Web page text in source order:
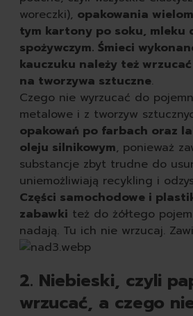
woreczki), opakowania
tym kartony po soku, mleku
spożywczym. Śmieci
kauczuku należy też
na tworzywa sztuczne.
Czego nie wyrzucać do
metalowe i z tworzyw
opakowań po farbach oraz
oleju silnikowym, ponieważ
substancje zbyt trudne do
uniemożliwiają recykling i
Części samochodowe i
zabawki też do żółtego
nadają. Tu ich nie wrzucaj.
2. Niebieski, czyli
wrzucać, a czego